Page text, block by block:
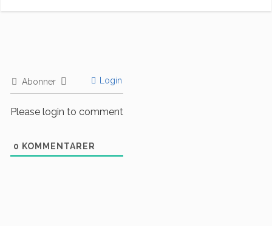
Abonner Login
Please login to comment
0 KOMMENTARER